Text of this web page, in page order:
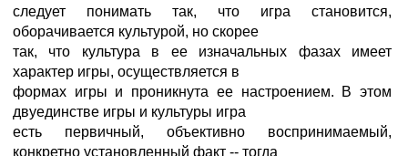
следует понимать так, что игра становится,
оборачивается культурой, но скорее
так, что культура в ее изначальных фазах имеет
характер игры, осуществляется в
формах игры и проникнута ее настроением. В этом
двуединстве игры и культуры игра
есть первичный, объективно воспринимаемый,
конкретно установленный факт -- тогда